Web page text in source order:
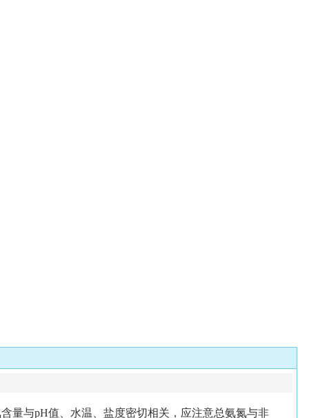
量与pH值、水温、盐度密切相关，应注意总氨氮与非